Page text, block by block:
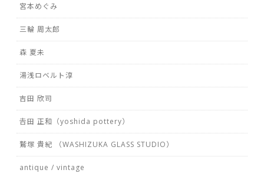
宮本めぐみ
三輪 周太郎
森 夏未
湯浅ロベルト淳
吉田 欣司
𠮷田 正和（yoshida pottery）
鷲塚 貴紀 （WASHIZUKA GLASS STUDIO）
antique / vintage